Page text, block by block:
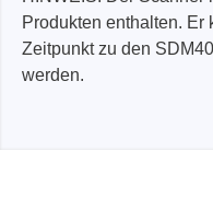
Produkten enthalten. Er
Zeitpunkt zu den
werden.